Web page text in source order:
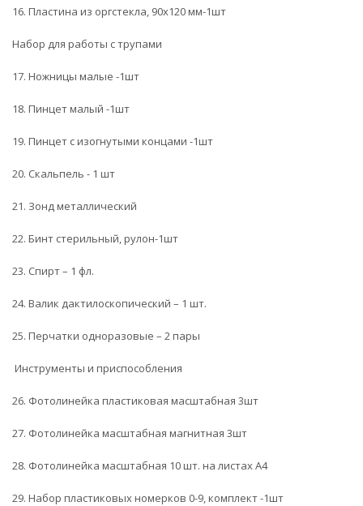
16. Пластина из оргстекла, 90х120 мм-1шт
Набор для работы с трупами
17. Ножницы малые -1шт
18. Пинцет малый -1шт
19. Пинцет с изогнутыми концами -1шт
20. Скальпель - 1 шт
21. Зонд металлический
22. Бинт стерильный, рулон-1шт
23. Спирт – 1 фл.
24. Валик дактилоскопический – 1 шт.
25. Перчатки одноразовые – 2 пары
Инструменты и приспособления
26. Фотолинейка пластиковая масштабная 3шт
27. Фотолинейка масштабная магнитная 3шт
28. Фотолинейка масштабная 10 шт. на листах А4
29. Набор пластиковых номерков 0-9, комплект -1шт